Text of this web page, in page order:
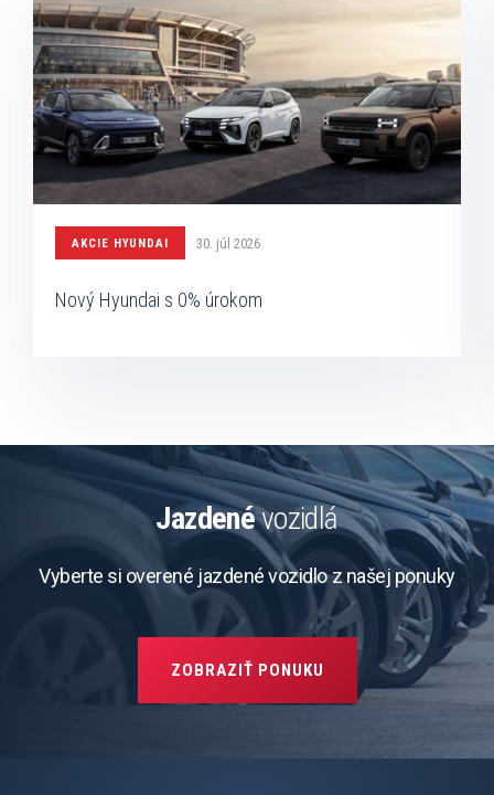
AKCIE HYUNDAI 30. júl 2026
Nový Hyundai s 0% úrokom
Jazdenévozidlá
Vyberte si overené jazdené vozidlo z našej ponuky
ZOBRAZIŤ PONUKU